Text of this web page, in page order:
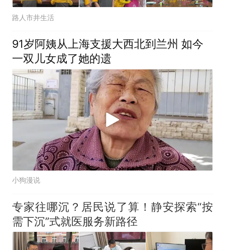
路人市井生活
91岁阿姨从上海支援大西北到兰州 如今
一双儿女成了她的遗
小狗漫说
专家往哪沉？居民说了算！静安探索“按
需下沉”式就医服务新路径